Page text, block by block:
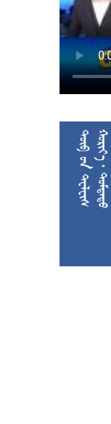

































































